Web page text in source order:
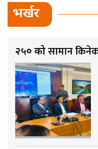
भर्खर
२५० कोसामान